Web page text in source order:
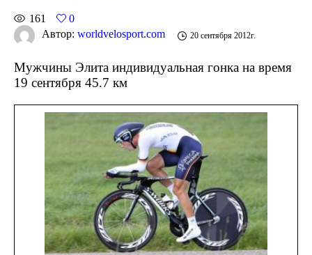
161
0
Автор: worldvelosport.com 20 сентября 2012г.
Мужчины Элита индивидуальная гонка на время
19 сентября 45.7 км